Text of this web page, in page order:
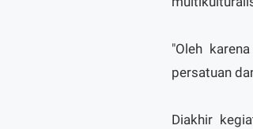
"Oleh
persatuan
Diakhir